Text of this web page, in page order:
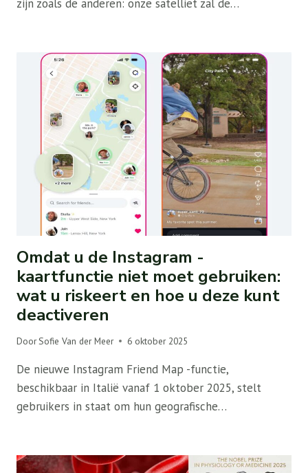
zijn zoals de anderen: onze satelliet zal de…
Omdat u de Instagram -
kaartfunctie niet moet gebruiken:
wat u riskeert en hoe u deze kunt
deactiveren
Door Sofie Van der Meer 6 oktober 2025
De nieuwe Instagram Friend Map -functie,
beschikbaar in Italië vanaf 1 oktober 2025, stelt
gebruikers in staat om hun geografische…